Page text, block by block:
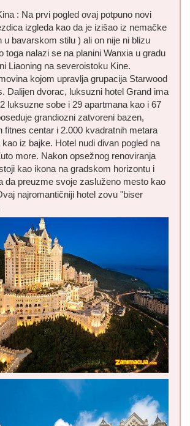
: Na prvi pogled ovaj potpuno novi
izgleda kao da je izišao iz nemačke
u bavarskom stilu ) ali on nije ni blizu
toga nalazi se na planini Wanxia u gradu
Liaoning na severoistoku Kine.
kojom upravlja grupacija Starwood
Dalijen dvorac, luksuzni hotel Grand ima
luksuzne sobe i 29 apartmana kao i 67
grandiozni zatvoreni bazen,
fitnes centar i 2.000 kvadratnih metara
iz bajke. Hotel nudi divan pogled na
more. Nakon opsežnog renoviranja
kao ikona na gradskom horizontu i
da preuzme svoje zasluženo mesto kao
najromantičniji hotel zovu "biser